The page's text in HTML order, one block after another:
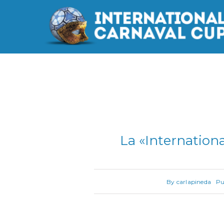
La
By carlapineda